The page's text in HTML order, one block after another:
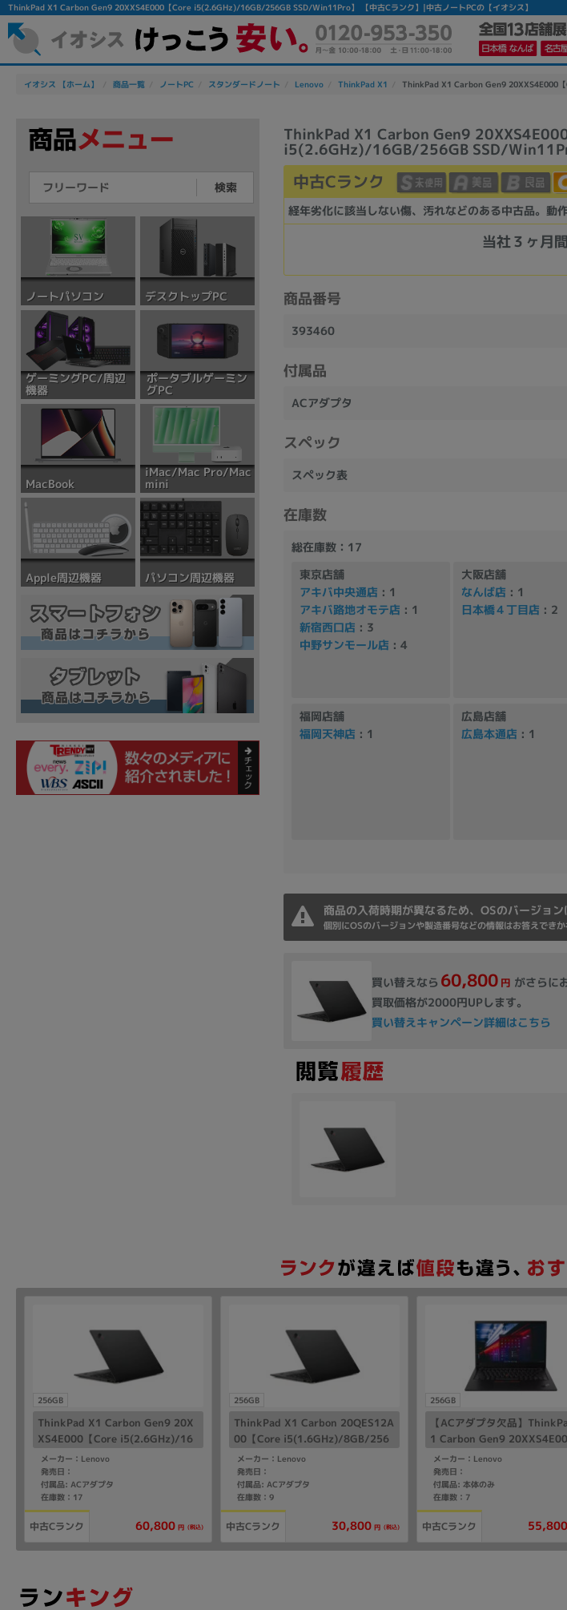
ThinkPad X1 Carbon Gen9 20XXS4E000【Core i5(2.6GHz)/16GB/256GB SSD/Win11Pro】 【中古Cランク】|中古ノートPCの【イオシス】
イオシス 【ホーム】 商品一覧 ノートPC スタンダードノート Lenovo ThinkPad X1 ThinkPad X1 Carbon Gen9 20XXS4E000
ThinkPad X1 Carbon Gen9
i5(2.6GHz)/16GB/256GB SSD/
中古Cランク
経年劣化に該当しない傷、汚れなどのある中古品。動
当社３ヶ月
商品番号
393460
付属品
ACアダプタ
スペック
スペック表
在庫数
総在庫数：17
東京店舗
アキバ中央通店 : 1
アキバ路地オモテ店 : 1
新宿西口店 : 3
中野サンモール店 : 4
大阪店舗
なんば店 : 1
日本橋４丁目店 : 2
福岡店舗
福岡天神店 : 1
広島店舗
広島本通店 : 1
商品の入荷時期が異なるため、OSのバージョ
個別にOSのバージョンや製造番号などの情報はお答えできか
買い替えなら 60,800 円 がさらに
買取価格が2000円UPします。
買い替えキャンペーン詳細はこちら
検索
ノートパソコン デスクトップPC
ゲーミングPC/周辺
機器
ポータブルゲーミン
グPC
MacBook
iMac/Mac Pro/Mac
mini
Apple周辺機器 パソコン周辺機器
256GB
ThinkPad X1 Carbon Gen9 20X
XS4E000【Core i5(2.6GHz)/16
GB/256GB SSD/Win11Pro】
メーカー：Lenovo
発売日：
付属品: ACアダプタ
在庫数：17
中古Cランク 60,800 円 (税込)
256GB
ThinkPad X1 Carbon 20QES12A
00【Core i5(1.6GHz)/8GB/256
GB SSD/Win11Pro】
メーカー：Lenovo
発売日：
付属品: ACアダプタ
在庫数：9
中古Cランク 30,800 円 (税込)
256GB
【ACアダプタ欠品】
1 Carbon Gen9
【Core i5(2.6GHz)/16GB/
B SSD/Win11Pro】
メーカー：Lenovo
発売日：
付属品: 本体のみ
在庫数：7
中古Cランク 55,800